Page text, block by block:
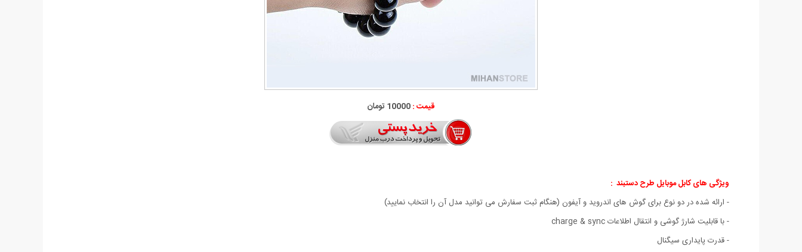
قیمت :10000 تومان
ویژگی های کابل موبایل طرح دستبند :
- ارائه شده در دو نوع برای گوش های اندروید و آیفون (هنگام ثبت سفارش می توانید مدل آن را انتخاب نمایید)
- با قابلیت شارژ گوشی و انتقال اطلاعات charge & sync
- قدرت پایداری سیگنال